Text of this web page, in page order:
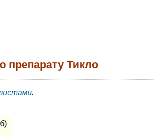
Тикло
.